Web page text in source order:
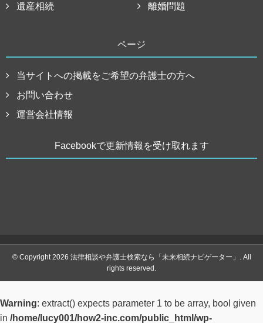
遺産相続 離婚問題
ページ
当サイトへの掲載をご希望の弁護士の方へ
お問い合わせ
運営会社情報
Facebookで更新情報を受け取れます
© Copyright 2026 法律相談や弁護士検索なら「未来相続ナビゲーター」. All
rights reserved.
Warning: extract() expects parameter 1 to be array, bool given
in /home/lucy001/how2-inc.com/public_html/wp-